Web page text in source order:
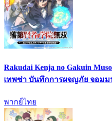
Rakudai Kenja no Gakuin
เทพซ่า บันทึกการผจญภัย จอมม
พากย์ไทย